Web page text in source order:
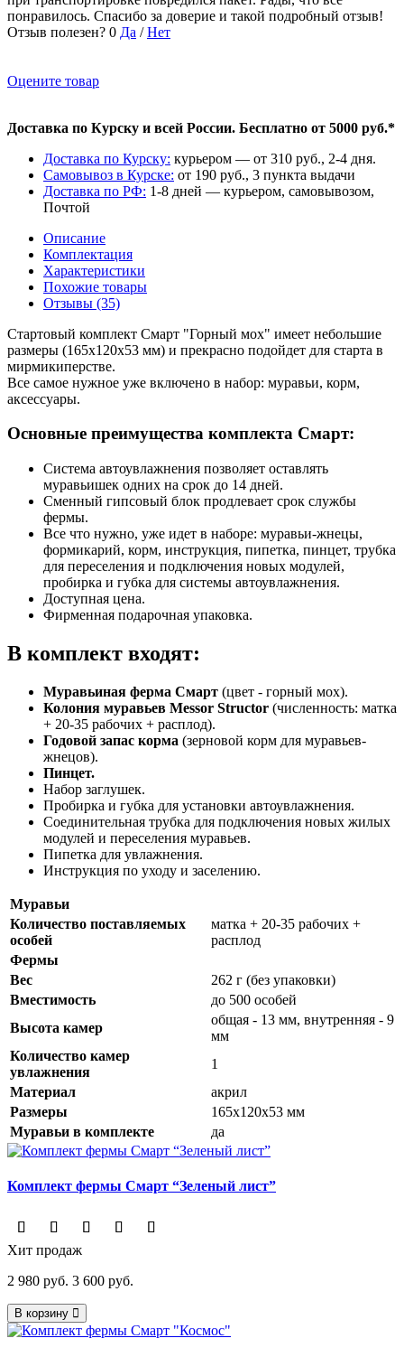
понравилось. Спасибо за доверие и такой подробный отзыв!
Отзыв полезен? 0 Да /Нет
Оцените товар
Доставка по Курску и всей России. Бесплатно от 5000 руб.*
Доставка по Курску: курьером — от 310 руб., 2-4 дня.
Самовывоз в Курске: от 190 руб., 3 пункта выдачи
Доставка по РФ: 1-8 дней — курьером, самовывозом,
Почтой
Описание
Комплектация
Характеристики
Похожие товары
Отзывы (35)
Стартовый комплект Смарт "Горный мох" имеет небольшие
размеры (165х120х53 мм) и прекрасно подойдет для старта в
мирмикиперстве.
Все самое нужное уже включено в набор: муравьи, корм,
аксессуары.
Основные преимущества комплекта Смарт:
Система автоувлажнения позволяет оставлять
муравьишек одних на срок до 14 дней.
Сменный гипсовый блок продлевает срок службы
фермы.
Все что нужно, уже идет в наборе: муравьи-жнецы,
формикарий, корм, инструкция, пипетка, пинцет, трубка
для переселения и подключения новых модулей,
пробирка и губка для системы автоувлажнения.
Доступная цена.
Фирменная подарочная упаковка.
В комплект входят:
Муравьиная ферма Смарт (цвет - горный мох).
Колония муравьев Messor Structor (численность: матка
+ 20-35 рабочих + расплод).
Годовой запас корма (зерновой корм для муравьев-
жнецов).
Пинцет.
Набор заглушек.
Пробирка и губка для установки автоувлажнения.
Соединительная трубка для подключения новых жилых
модулей и переселения муравьев.
Пипетка для увлажнения.
Инструкция по уходу и заселению.
Муравьи
Количество поставляемых
особей
матка + 20-35 рабочих +
расплод
Фермы
Вес
262 г (без упаковки)
Вместимость
до 500 особей
Высота камер
общая - 13 мм, внутренняя - 9
мм
Количество камер
увлажнения
1
Материал
акрил
Размеры
165х120х53 мм
Муравьи в комплекте
да
Комплект фермы Смарт “Зеленый лист”
Хит продаж
2 980 руб. 3 600 руб.
В корзину